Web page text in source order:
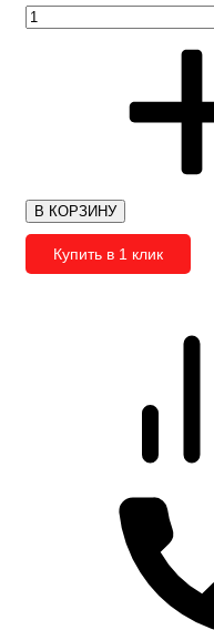
В КОРЗИНУ
Купить в 1 клик